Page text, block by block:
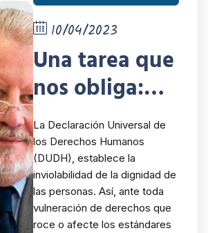
10/04/2023
Una tarea que
nos obliga:
que sea el
estado el que
gire en torno
al hombre y
La Declaración Universal de
los Derechos Humanos
(DUDH), establece la
inviolabilidad de la dignidad de
las personas. Así, ante toda
vulneración de derechos que
roce o afecte los estándares